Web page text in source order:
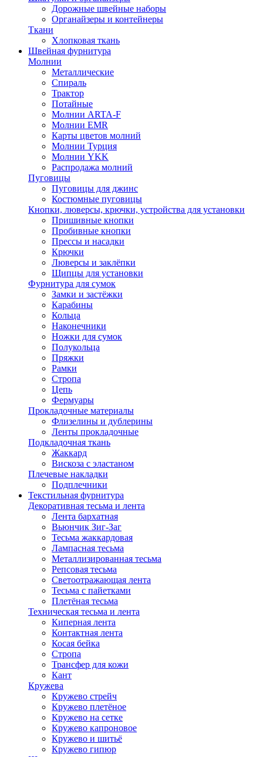
Дорожные швейные наборы
Органайзеры и контейнеры
Ткани
Хлопковая ткань
Швейная фурнитура
Молнии
Металлические
Спираль
Трактор
Потайные
Молнии ARTA-F
Молнии EMR
Карты цветов молний
Молнии Турция
Молнии YKK
Распродажа молний
Пуговицы
Пуговицы для джинс
Костюмные пуговицы
Кнопки, люверсы, крючки, устройства для установки
Пришивные кнопки
Пробивные кнопки
Прессы и насадки
Крючки
Люверсы и заклёпки
Щипцы для установки
Фурнитура для сумок
Замки и застёжки
Карабины
Кольца
Наконечники
Ножки для сумок
Полукольца
Пряжки
Рамки
Стропа
Цепь
Фермуары
Прокладочные материалы
Флизелины и дублерины
Ленты прокладочные
Подкладочная ткань
Жаккард
Вискоза с эластаном
Плечевые накладки
Подплечники
Текстильная фурнитура
Декоративная тесьма и лента
Лента бархатная
Вьюнчик Зиг-Заг
Тесьма жаккардовая
Лампасная тесьма
Металлизированная тесьма
Репсовая тесьма
Светоотражающая лента
Тесьма с пайетками
Плетёная тесьма
Техническая тесьма и лента
Киперная лента
Контактная лента
Косая бейка
Стропа
Трансфер для кожи
Кант
Кружева
Кружево стрейч
Кружево плетёное
Кружево на сетке
Кружево капроновое
Кружево и шитьё
Кружево гипюр